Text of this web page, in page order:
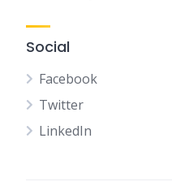
Social
Facebook
Twitter
LinkedIn